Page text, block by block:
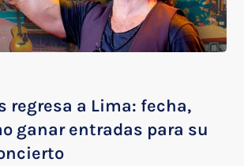
regresa a Lima: fecha,
ganar entradas para su